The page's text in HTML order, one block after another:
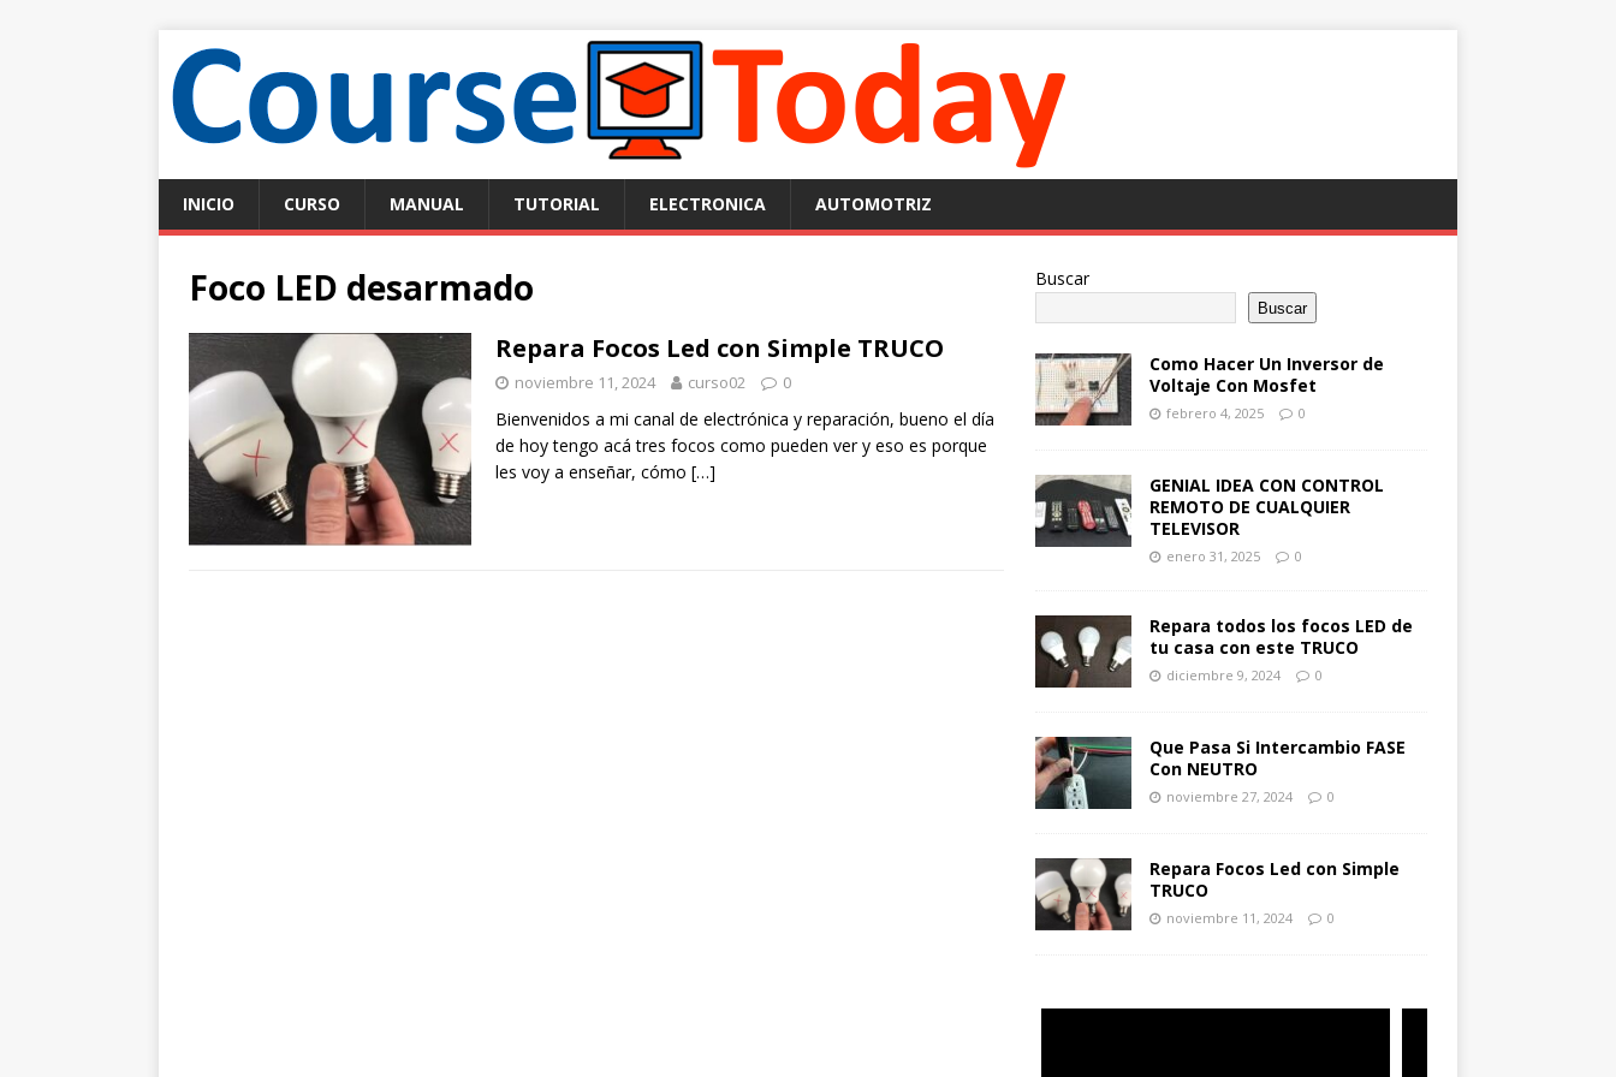
INICIO CURSO MANUAL TUTORIAL ELECTRONICA AUTOMOTRIZ
Foco LED desarmado
Repara Focos Led con Simple TRUCO
noviembre 11, 2024 curso02 0
Bienvenidos a mi canal de electrónica y reparación, bueno el día
de hoy tengo acá tres focos como pueden ver y eso es porque
les voy a enseñar, cómo […]
Buscar
Buscar
Como Hacer Un Inversor de
Voltaje Con Mosfet
febrero 4, 2025 0
GENIAL IDEA CON CONTROL
REMOTO DE CUALQUIER
TELEVISOR
enero 31, 2025 0
Repara todos los focos LED de
tu casa con este TRUCO
diciembre 9, 2024 0
Que Pasa Si Intercambio FASE
Con NEUTRO
noviembre 27, 2024 0
Repara Focos Led con Simple
TRUCO
noviembre 11, 2024 0